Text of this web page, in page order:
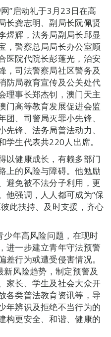
”启动礼于3月23日在高
长龚志明、副局长阮佩贤
煜辉，法务局副局长邱显
，警察总局局长办公室顾
医院代院长彭蓬光，治安
，司法警察局社区警务及
防局教育宣传及公关处代
理事长郑杰钊，澳门天主
门高等教育发展促进会监
、司警局灭罪小先锋、
锋、法务局普法动力、
生代表共220人出席。
以健康成长，有赖多部门
上的风险与障碍。他勉励
避免被不法分子利用，更
他强调，人人都可成为“保
此扶持、及时支援，齐心
少年高风险问题，在现时
进一步建立青年守法预警
行为或遭受侵害情况。
新风险趋势，制定预警及
家长、学生及社会大众开
各类普法教育资讯等，导
年辨识及拒绝不当行为的
构更安全、和谐、健康的